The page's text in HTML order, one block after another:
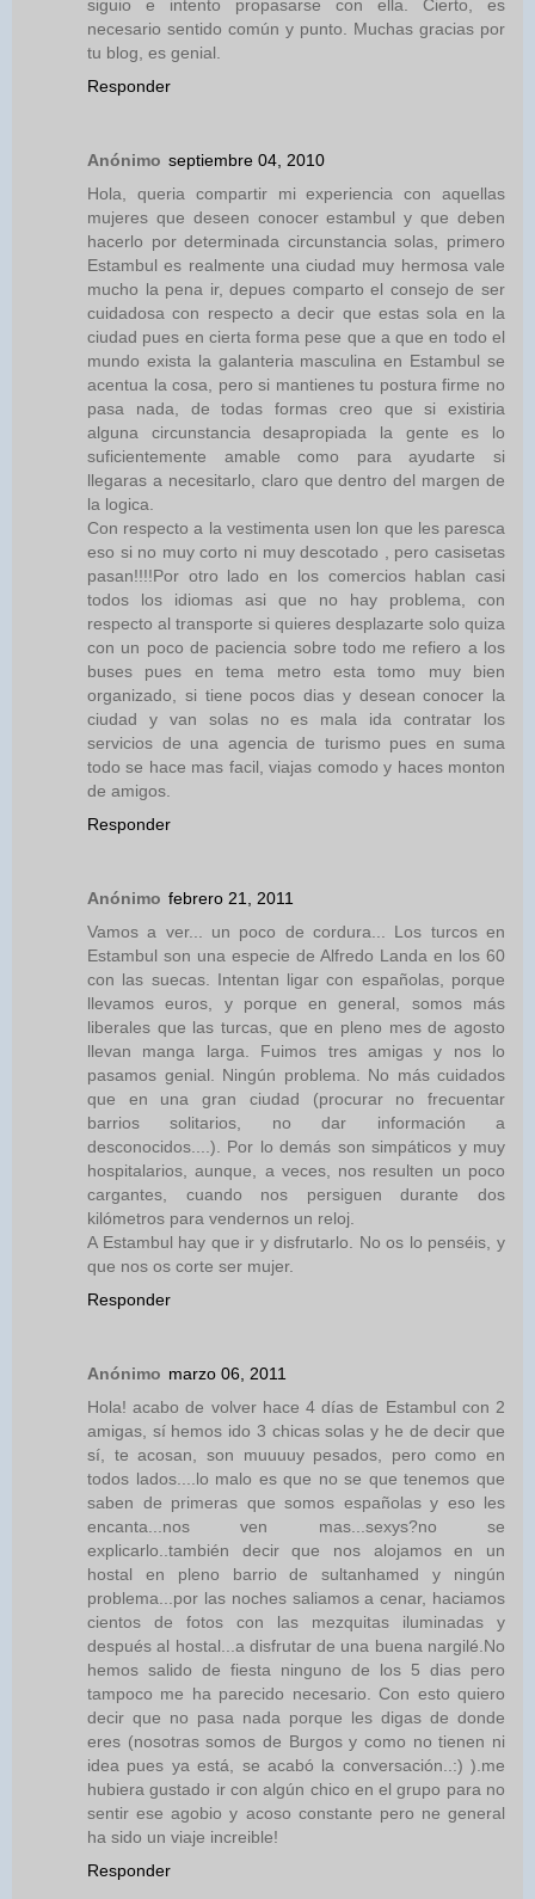
siguio e intento propasarse con ella. Cierto, es
necesario sentido común y punto. Muchas gracias por
tu blog, es genial.
Responder
Anónimo septiembre 04, 2010
Hola, queria compartir mi experiencia con aquellas
mujeres que deseen conocer estambul y que deben
hacerlo por determinada circunstancia solas, primero
Estambul es realmente una ciudad muy hermosa vale
mucho la pena ir, depues comparto el consejo de ser
cuidadosa con respecto a decir que estas sola en la
ciudad pues en cierta forma pese que a que en todo el
mundo exista la galanteria masculina en Estambul se
acentua la cosa, pero si mantienes tu postura firme no
pasa nada, de todas formas creo que si existiria
alguna circunstancia desapropiada la gente es lo
suficientemente amable como para ayudarte si
llegaras a necesitarlo, claro que dentro del margen de
la logica.
Con respecto a la vestimenta usen lon que les paresca
eso si no muy corto ni muy descotado , pero casisetas
pasan!!!!Por otro lado en los comercios hablan casi
todos los idiomas asi que no hay problema, con
respecto al transporte si quieres desplazarte solo quiza
con un poco de paciencia sobre todo me refiero a los
buses pues en tema metro esta tomo muy bien
organizado, si tiene pocos dias y desean conocer la
ciudad y van solas no es mala ida contratar los
servicios de una agencia de turismo pues en suma
todo se hace mas facil, viajas comodo y haces monton
de amigos.
Responder
Anónimo febrero 21, 2011
Vamos a ver... un poco de cordura... Los turcos en
Estambul son una especie de Alfredo Landa en los 60
con las suecas. Intentan ligar con españolas, porque
llevamos euros, y porque en general, somos más
liberales que las turcas, que en pleno mes de agosto
llevan manga larga. Fuimos tres amigas y nos lo
pasamos genial. Ningún problema. No más cuidados
que en una gran ciudad (procurar no frecuentar
barrios solitarios, no dar información a
desconocidos....). Por lo demás son simpáticos y muy
hospitalarios, aunque, a veces, nos resulten un poco
cargantes, cuando nos persiguen durante dos
kilómetros para vendernos un reloj.
A Estambul hay que ir y disfrutarlo. No os lo penséis, y
que nos os corte ser mujer.
Responder
Anónimo marzo 06, 2011
Hola! acabo de volver hace 4 días de Estambul con 2
amigas, sí hemos ido 3 chicas solas y he de decir que
sí, te acosan, son muuuuy pesados, pero como en
todos lados....lo malo es que no se que tenemos que
saben de primeras que somos españolas y eso les
encanta...nos ven mas...sexys?no se
explicarlo..también decir que nos alojamos en un
hostal en pleno barrio de sultanhamed y ningún
problema...por las noches saliamos a cenar, haciamos
cientos de fotos con las mezquitas iluminadas y
después al hostal...a disfrutar de una buena nargilé.No
hemos salido de fiesta ninguno de los 5 dias pero
tampoco me ha parecido necesario. Con esto quiero
decir que no pasa nada porque les digas de donde
eres (nosotras somos de Burgos y como no tienen ni
idea pues ya está, se acabó la conversación..:) ).me
hubiera gustado ir con algún chico en el grupo para no
sentir ese agobio y acoso constante pero ne general
ha sido un viaje increible!
Responder